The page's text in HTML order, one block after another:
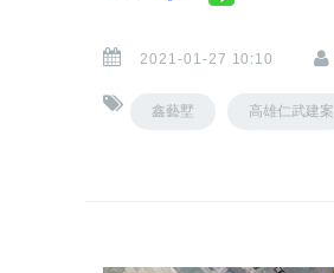
2021-01-27 10:10
鑫藝墅 高雄仁武建案